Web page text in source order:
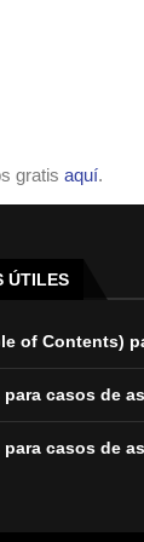
gratis aquí.
ÚTILES
of Contents)
para casos de
para casos de